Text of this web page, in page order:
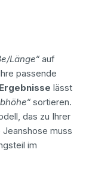
Länge“ auf
passende
lässt
sortieren.
das zu Ihrer
Jeanshose muss
im